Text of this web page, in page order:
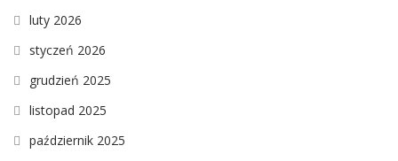
luty 2026
styczeń 2026
grudzień 2025
listopad 2025
październik 2025